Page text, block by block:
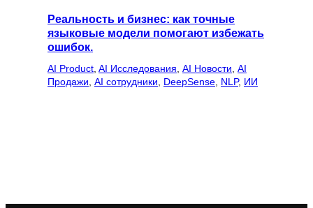
Реальность и бизнес: как точные
языковые модели помогают избежать
ошибок.
AI Product AI Исследования AI Новости AI
Продажи AI сотрудники DeepSense NLP, ИИ